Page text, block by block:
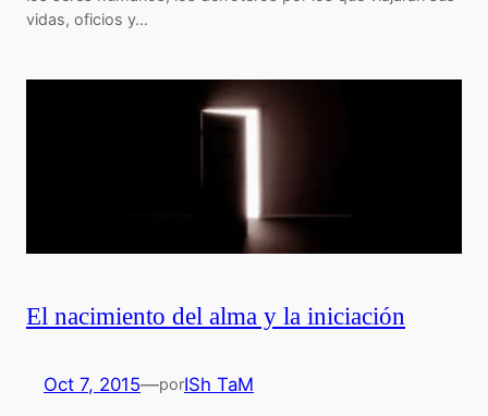
vidas, oficios y…
El nacimiento del alma y la iniciación
Oct 7, 2015—porISh TaM